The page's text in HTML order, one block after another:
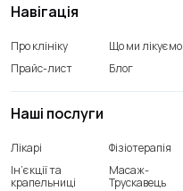
Навігація
Про клініку Що ми лікуємо
Прайс-лист
Блог
Наші послуги
Лікарі Фізіотерапія
Ін’єкції та
крапельниці
Масаж-
Трускавець